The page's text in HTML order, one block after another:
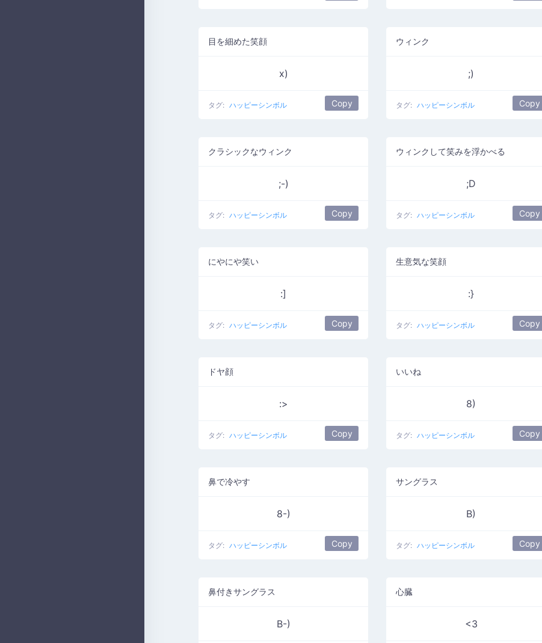
目を細めた笑顔
x)
タグ: ハッピーシンボル Copy
ウィンク
;)
タグ: ハッピーシンボル Copy
クラシックなウィンク
;-)
タグ: ハッピーシンボル Copy
ウィンクして笑みを浮かべる
;D
タグ: ハッピーシンボル Copy
にやにや笑い
:]
タグ: ハッピーシンボル Copy
生意気な笑顔
:}
タグ: ハッピーシンボル Copy
ドヤ顔
:>
タグ: ハッピーシンボル Copy
いいね
8)
タグ: ハッピーシンボル Copy
鼻で冷やす
8-)
タグ: ハッピーシンボル Copy
サングラス
B)
タグ: ハッピーシンボル Copy
鼻付きサングラス
B-)
心臓
<3